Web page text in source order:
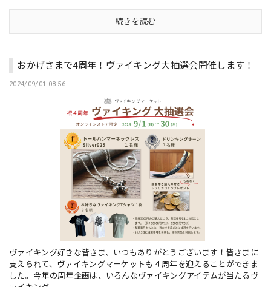
続きを読む
おかげさまで4周年！ヴァイキング大抽選会開催します！
2024/09/01 08:56
ヴァイキング好きな皆さま、いつもありがとうございます！皆さまに
支えられて、ヴァイキングマーケットも４周年を迎えることができま
した。今年の周年企画は、いろんなヴァイキングアイテムが当たるヴ